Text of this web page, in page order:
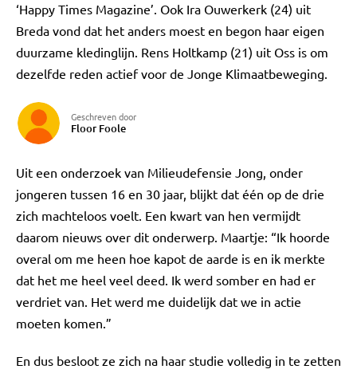
‘Happy Times Magazine’. Ook Ira Ouwerkerk (24) uit
Breda vond dat het anders moest en begon haar eigen
duurzame kledinglijn. Rens Holtkamp (21) uit Oss is om
dezelfde reden actief voor de Jonge Klimaatbeweging.
Geschreven door
Floor Foole
Uit een onderzoek van Milieudefensie Jong, onder
jongeren tussen 16 en 30 jaar, blijkt dat één op de drie
zich machteloos voelt. Een kwart van hen vermijdt
daarom nieuws over dit onderwerp. Maartje: “Ik hoorde
overal om me heen hoe kapot de aarde is en ik merkte
dat het me heel veel deed. Ik werd somber en had er
verdriet van. Het werd me duidelijk dat we in actie
moeten komen.”
En dus besloot ze zich na haar studie volledig in te zetten